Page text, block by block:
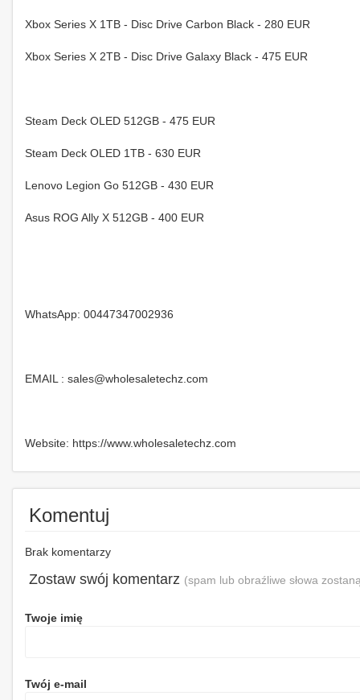
Xbox Series X 1TB - Disc Drive Carbon Black - 280 EUR
Xbox Series X 2TB - Disc Drive Galaxy Black - 475 EUR
Steam Deck OLED 512GB - 475 EUR
Steam Deck OLED 1TB - 630 EUR
Lenovo Legion Go 512GB - 430 EUR
Asus ROG Ally X 512GB - 400 EUR
WhatsApp: 00447347002936
EMAIL : sales@wholesaletechz.com
Website: https://www.wholesaletechz.com
Komentuj
Brak komentarzy
Zostaw swój komentarz (spam lub obraźliwe słowa
Twoje imię
Twój e-mail